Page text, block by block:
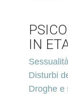
IN
Disturbi
Droghe e